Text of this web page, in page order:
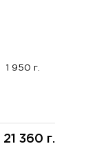
1 950 г.
21 360 г.